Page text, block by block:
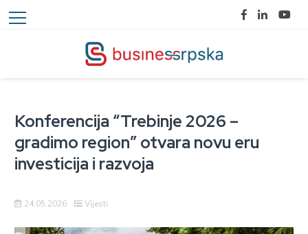
Konferencija “Trebinje 2026 –
gradimo region” otvara novu eru
investicija i razvoja
24.05.2026 Vijesti